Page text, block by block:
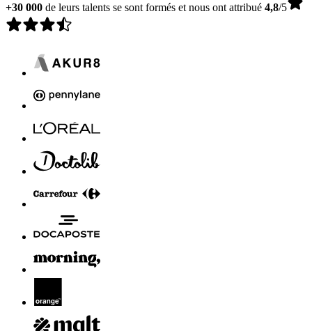
+30 000 de leurs talents se sont formés et nous ont attribué 4,8/5